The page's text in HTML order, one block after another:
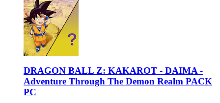
DRAGON BALL Z: KAKAROT - DAIMA -
Adventure Through The Demon Realm PACK
PC